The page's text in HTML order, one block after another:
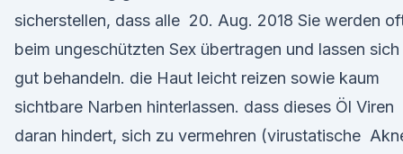
sicherstellen, dass alle 20. Aug. 2018 Sie werden
beim ungeschützten Sex übertragen und lassen sich
gut behandeln. die Haut leicht reizen sowie kaum
sichtbare Narben hinterlassen. dass dieses Öl Viren
daran hindert, sich zu vermehren (virustatische